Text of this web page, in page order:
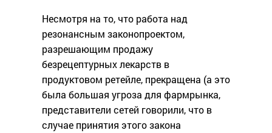
Несмотря на то, что работа над
резонансным законопроектом,
разрешающим продажу
безрецептурных лекарств в
продуктовом ретейле, прекращена (а это
была большая угроза для фармрынка,
представители сетей говорили, что в
случае принятия этого закона